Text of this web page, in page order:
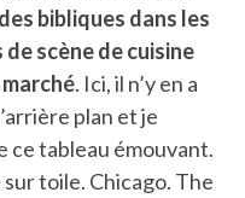
bibliques dans les
scène de cuisine
. Ici, il n’y en a
plan et je
ce tableau émouvant.
toile. Chicago. The